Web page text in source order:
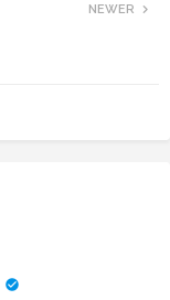
NEWER